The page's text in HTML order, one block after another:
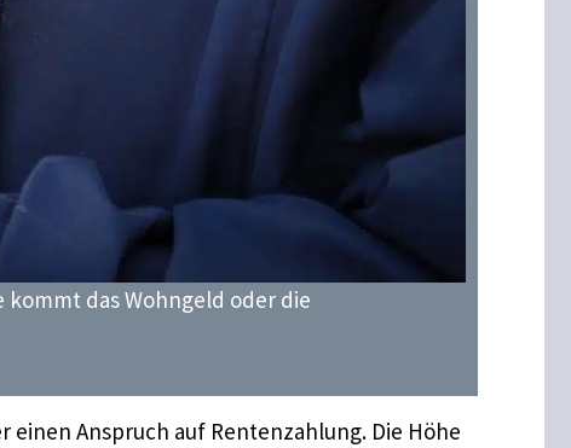
kommt das Wohngeld oder die
Anspruch auf Rentenzahlung. Die Höhe